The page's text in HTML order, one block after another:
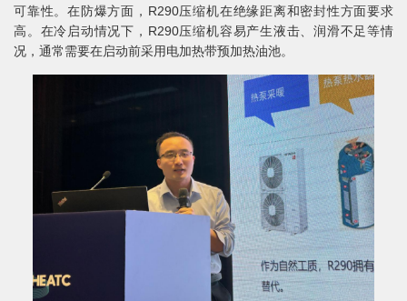
可靠性。在防爆方面，R290压缩机在绝缘距离和密封性方面要求
高。在冷启动情况下，R290压缩机容易产生液击、润滑不足等情
况，通常需要在启动前采用电加热带预加热油池。